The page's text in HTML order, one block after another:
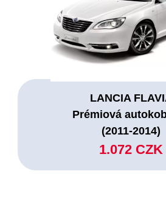
LANCIA
Prémiová
(2011-2014)
1.072 CZK